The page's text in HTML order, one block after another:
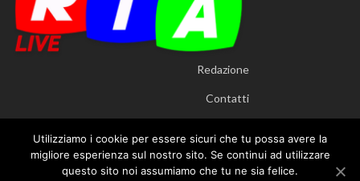
Redazione
Contatti
Utilizziamo i cookie per essere sicuri che tu possa avere la
migliore esperienza sul nostro sito. Se continui ad utilizzare
questo sito noi assumiamo che tu ne sia felice.